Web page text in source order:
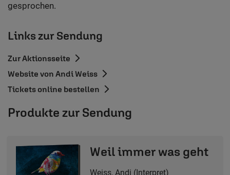
gesprochen.
Links zur Sendung
Zur Aktionsseite
Website von Andi Weiss
Tickets online bestellen
Produkte zur Sendung
Weil immer was geht
Weiss, Andi (Interpret)